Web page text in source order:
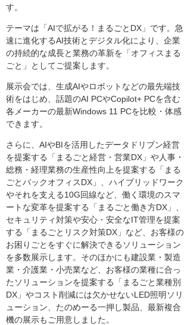
す。
テーマは「AIで拡がる！まるごとDX」です。急
速に進化するAI技術とデジタル化により、企業
の持続的な成長と業務の革新を「オフィスまる
ごと」としてご提案します。
展示会では、生成AIやロボットなどの最先端技
術をはじめ、話題のAI PCやCopilot+ PCを含む
各メーカーの最新Windows 11 PCを比較・体感
できます。
さらに、AIやBIを活用したデータドリブン経営
を提案する「まるごと経営・営業DX」や人事・
総務・経理業務の生産性向上を提案する「まる
ごとバックオフィスDX」、ハイブリッドワーク
やそれを支える10G回線など、働く環境のスマ
ートな変革を提案する「まるごと働き方DX」、
セキュリティ対策や安心・安全なIT管理を提案
する「まるごとリスク対策DX」など、お客様の
お困りごとをすぐに解決できるソリューション
を多数展示します。そのほかにも建設業・製造
業・介護業・小売業など、お客様の業種に合っ
たソリューションを提案する「まるごと業種別
DX」やコスト削減には欠かせないLED照明ソリ
ューション、たのめーる一押し製品、最新複合
機の展示もご用意しました。